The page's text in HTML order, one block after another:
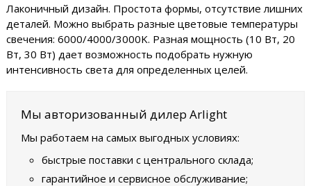
Лаконичный дизайн. Простота формы, отсутствие лишних
деталей. Можно выбрать разные цветовые температуры
свечения: 6000/4000/3000K. Разная мощность (10 Вт, 20
Вт, 30 Вт) дает возможность подобрать нужную
интенсивность света для определенных целей.
Мы авторизованный дилер Arlight
Мы работаем на самых выгодных условиях:
быстрые поставки с центрального склада;
гарантийное и сервисное обслуживание;